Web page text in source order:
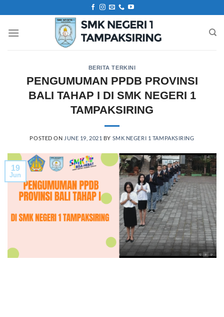
to
content
BERITA TERKINI
PENGUMUMAN PPDB PROVINSI
BALI TAHAP I DI SMK NEGERI 1
TAMPAKSIRING
POSTED ON JUNE 19, 2021 BY SMK NEGERI 1 TAMPAKSIRING
19
Jun